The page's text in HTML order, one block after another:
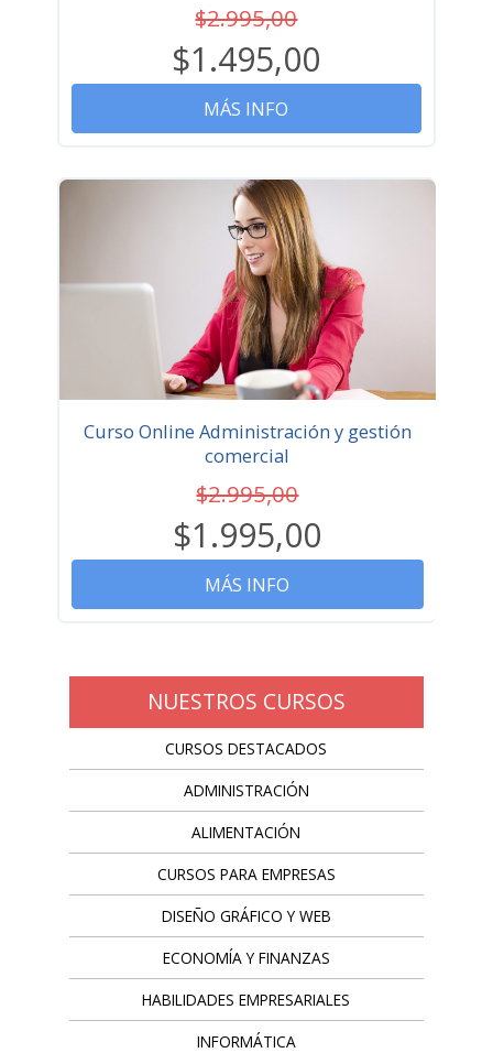
$2.995,00
$1.495,00
MÁS INFO
Curso Online Administración y gestión
comercial
$2.995,00
$1.995,00
MÁS INFO
NUESTROS CURSOS
CURSOS DESTACADOS
ADMINISTRACIÓN
ALIMENTACIÓN
CURSOS PARA EMPRESAS
DISEÑO GRÁFICO Y WEB
ECONOMÍA Y FINANZAS
HABILIDADES EMPRESARIALES
INFORMÁTICA